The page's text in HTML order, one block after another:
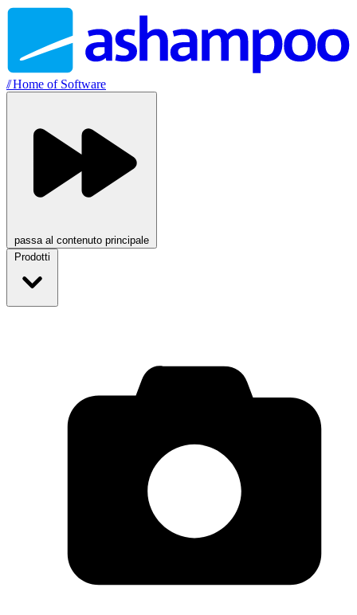
//Home of Software
passa al contenuto principale
Prodotti